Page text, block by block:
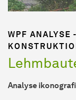
WPF ANALYSE
Analyse